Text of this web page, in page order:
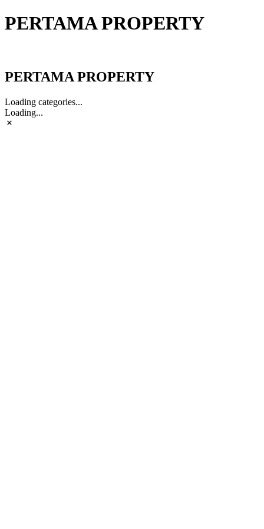
PERTAMA PROPERTY
PERTAMA PROPERTY
Loading categories...
Loading...